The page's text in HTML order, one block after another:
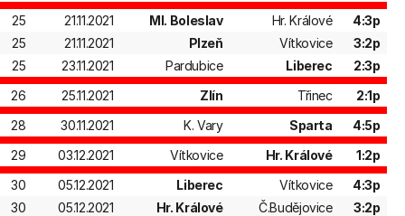
25
21.11.2021 Ml. Boleslav Hr. Králové
4:3p
25
21.11.2021 Plzeň Vítkovice
3:2p
25
23.11.2021 Pardubice Liberec
2:3p
26
25.11.2021 Zlín Třinec
2:1p
28
30.11.2021 K. Vary Sparta
4:5p
29
03.12.2021 Vítkovice Hr. Králové
1:2p
30
05.12.2021 Liberec Vítkovice
4:3p
30
05.12.2021 Hr. Králové Č.Budějovice
3:2p